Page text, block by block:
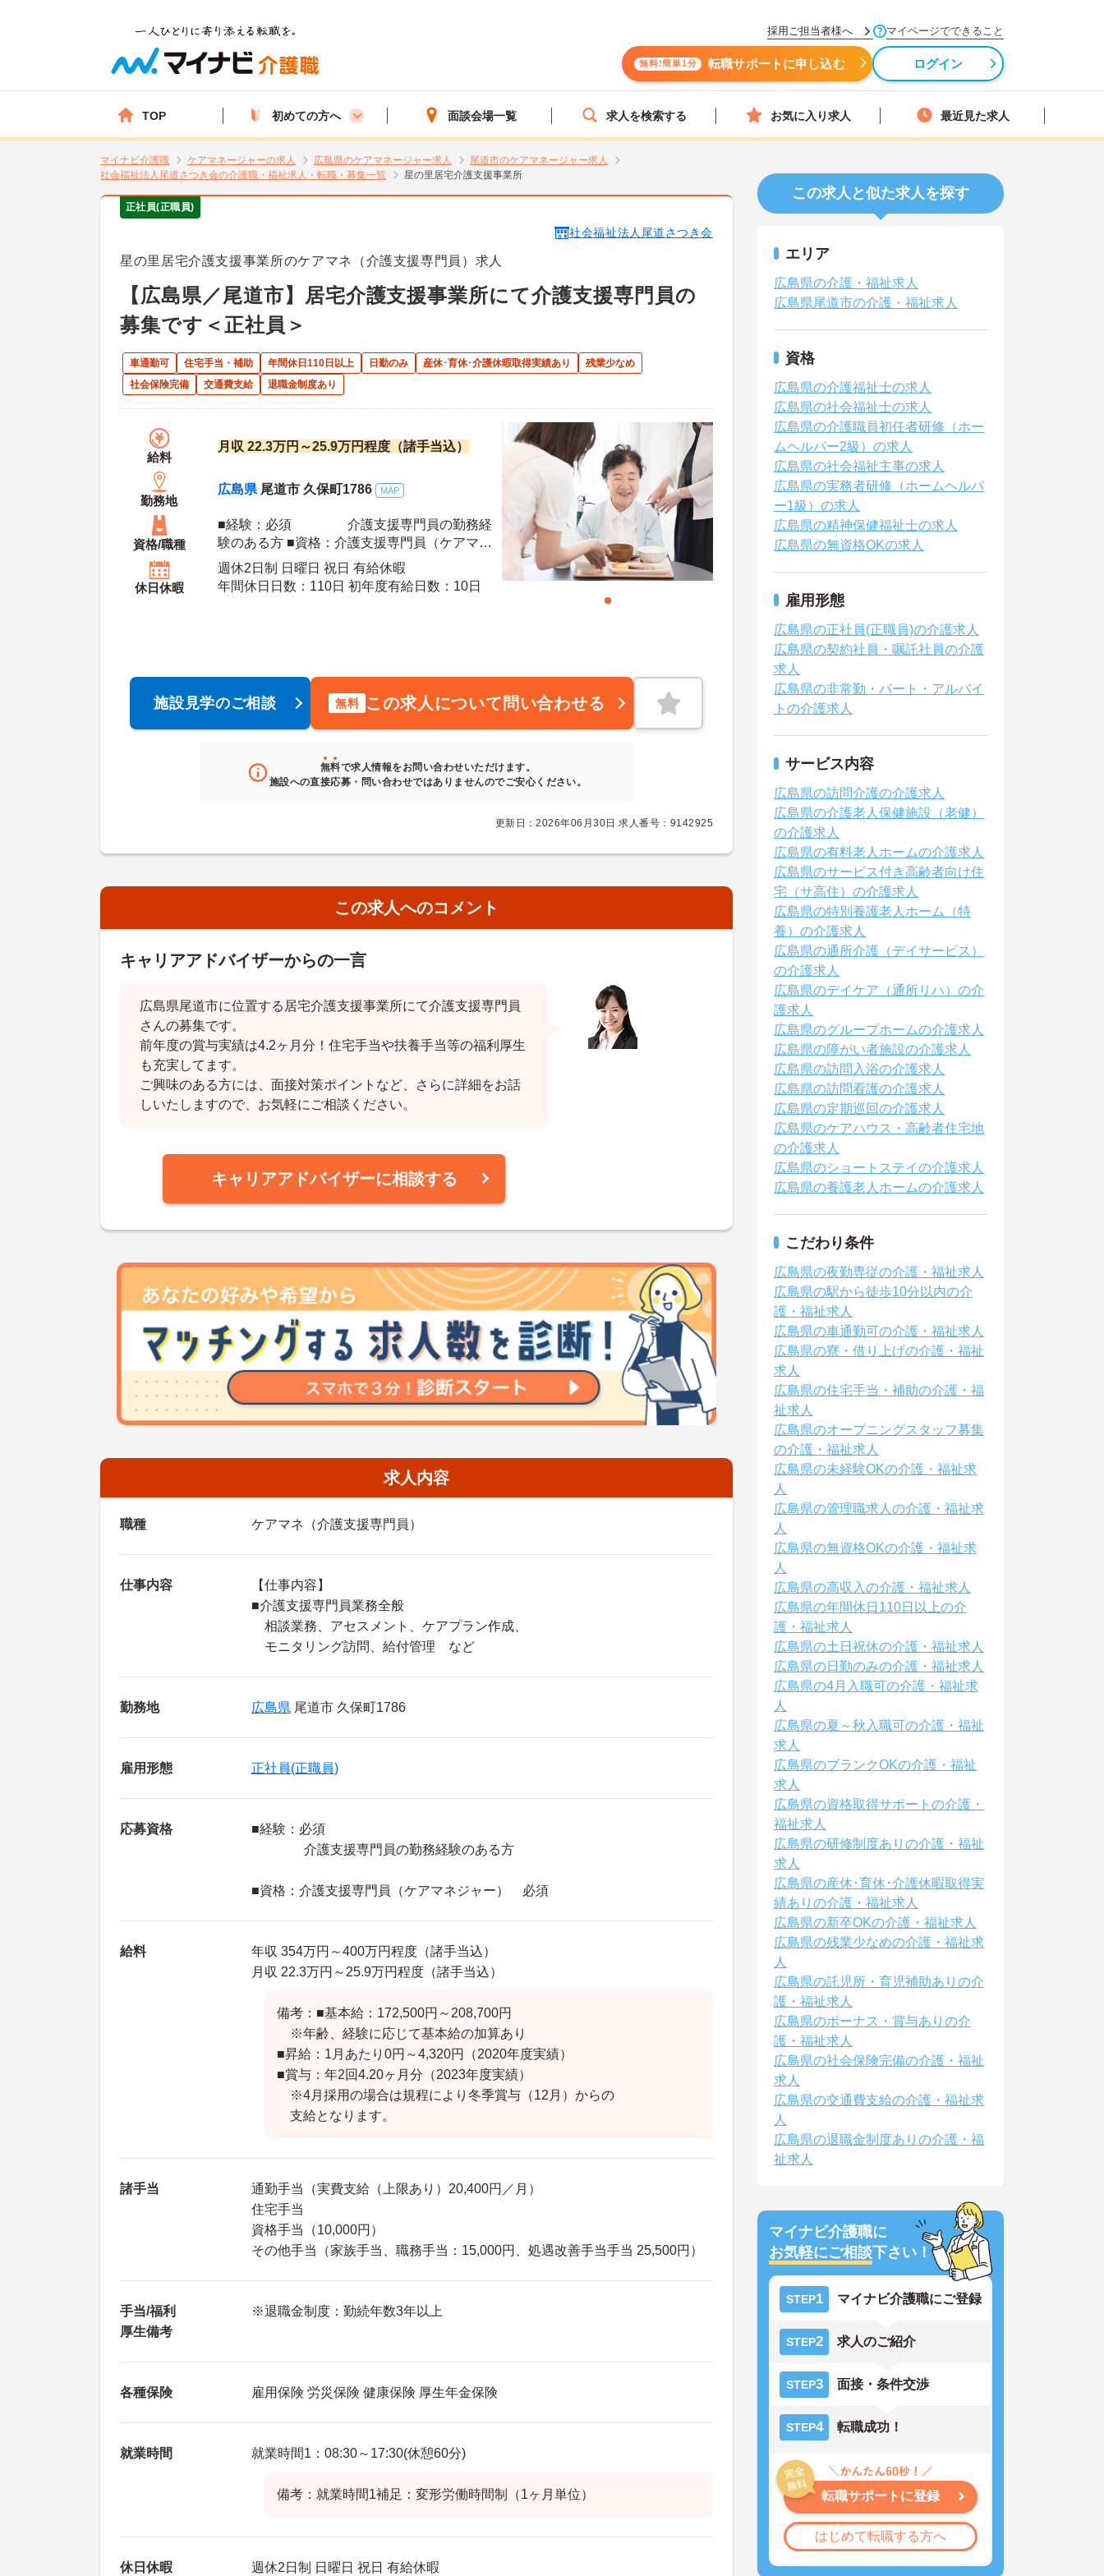
採用ご担当者様へ マイページでできること
無料!簡単1分 転職サポートに申し込む ログイン
TOP 初めての方へ 面談会場一覧 求人を検索する お気に入り求人 最近見た求人
マイナビ介護職 ケアマネージャーの求人 広島県のケアマネージャー求人
尾道市のケアマネージャー求人
社会福祉法人尾道さつき会の介護職・福祉求人・転職・募集一覧
星の里居宅介護支援事業所
正社員(正職員)
社会福祉法人尾道さつき会
星の里居宅介護支援事業所のケアマネ（介護支援専門員）求人
【広島県／尾道市】居宅介護支援事業所にて介護支援専門員の
募集です＜正社員＞
車通勤可 住宅手当・補助 年間休日110日以上 日勤のみ 産休･育休･介護休暇取得実績あり
残業少なめ
社会保険完備
交通費支給 退職金制度あり
給料
月収 22.3万円～25.9万円程度（諸手当込）
勤務地
広島県 尾道市 久保町1786 MAP
資格/職種
■経験：必須 介護支援専門員の勤務経
験のある方 ■資格：介護支援専門員（ケアマネ
ジャー） 必須
休日休暇
週休2日制 日曜日 祝日 有給休暇
年間休日日数：110日 初年度有給日数：10日
施設見学のご相談 無料 この求人について問い合わせる
無料で求人情報をお問い合わせいただけます。
施設への直接応募・問い合わせではありませんのでご安心ください。
更新日：2026年06月30日 求人番号：9142925
この求人へのコメント
キャリアアドバイザーからの一言
広島県尾道市に位置する居宅介護支援事業所にて介護支援専門員
さんの募集です。
前年度の賞与実績は4.2ヶ月分！住宅手当や扶養手当等の福利厚生
も充実してます。
ご興味のある方には、面接対策ポイントなど、さらに詳細をお話
しいたしますので、お気軽にご相談ください。
キャリアアドバイザーに相談する
求人内容
職種 ケアマネ（介護支援専門員）
仕事内容
【仕事内容】
■介護支援専門員業務全般
相談業務、アセスメント、ケアプラン作成、
モニタリング訪問、給付管理 など
勤務地 広島県 尾道市 久保町1786
雇用形態 正社員(正職員)
応募資格
■経験：必須
介護支援専門員の勤務経験のある方
■資格：介護支援専門員（ケアマネジャー） 必須
給料
年収 354万円～400万円程度（諸手当込）
月収 22.3万円～25.9万円程度（諸手当込）
備考：■基本給：172,500円～208,700円
※年齢、経験に応じて基本給の加算あり
■昇給：1月あたり0円～4,320円（2020年度実績）
■賞与：年2回4.20ヶ月分（2023年度実績）
※4月採用の場合は規程により冬季賞与（12月）からの
支給となります。
諸手当
通勤手当（実費支給（上限あり）20,400円／月）
住宅手当
資格手当（10,000円）
その他手当（家族手当、職務手当：15,000円、処遇改善手当手当 25,500円）
手当/福利
厚生備考
※退職金制度：勤続年数3年以上
各種保険 雇用保険 労災保険 健康保険 厚生年金保険
就業時間 就業時間1：08:30～17:30(休憩60分)
備考：就業時間1補足：変形労働時間制（1ヶ月単位）
休日休暇 週休2日制 日曜日 祝日 有給休暇
この求人と似た求人を探す
エリア
広島県の介護・福祉求人
広島県尾道市の介護・福祉求人
資格
広島県の介護福祉士の求人
広島県の社会福祉士の求人
広島県の介護職員初任者研修（ホー
ムヘルパー2級）の求人
広島県の社会福祉主事の求人
広島県の実務者研修（ホームヘルパ
ー1級）の求人
広島県の精神保健福祉士の求人
広島県の無資格OKの求人
雇用形態
広島県の正社員(正職員)の介護求人
広島県の契約社員・嘱託社員の介護
求人
広島県の非常勤・パート・アルバイ
トの介護求人
サービス内容
広島県の訪問介護の介護求人
広島県の介護老人保健施設（老健）
の介護求人
広島県の有料老人ホームの介護求人
広島県のサービス付き高齢者向け住
宅（サ高住）の介護求人
広島県の特別養護老人ホーム（特
養）の介護求人
広島県の通所介護（デイサービス）
の介護求人
広島県のデイケア（通所リハ）の介
護求人
広島県のグループホームの介護求人
広島県の障がい者施設の介護求人
広島県の訪問入浴の介護求人
広島県の訪問看護の介護求人
広島県の定期巡回の介護求人
広島県のケアハウス・高齢者住宅地
の介護求人
広島県のショートステイの介護求人
広島県の養護老人ホームの介護求人
こだわり条件
広島県の夜勤専従の介護・福祉求人
広島県の駅から徒歩10分以内の介
護・福祉求人
広島県の車通勤可の介護・福祉求人
広島県の寮・借り上げの介護・福祉
求人
広島県の住宅手当・補助の介護・福
祉求人
広島県のオープニングスタッフ募集
の介護・福祉求人
広島県の未経験OKの介護・福祉求
人
広島県の管理職求人の介護・福祉求
人
広島県の無資格OKの介護・福祉求
人
広島県の高収入の介護・福祉求人
広島県の年間休日110日以上の介
護・福祉求人
広島県の土日祝休の介護・福祉求人
広島県の日勤のみの介護・福祉求人
広島県の4月入職可の介護・福祉求
人
広島県の夏～秋入職可の介護・福祉
求人
広島県のブランクOKの介護・福祉
求人
広島県の資格取得サポートの介護・
福祉求人
広島県の研修制度ありの介護・福祉
求人
広島県の産休･育休･介護休暇取得実
績ありの介護・福祉求人
広島県の新卒OKの介護・福祉求人
広島県の残業少なめの介護・福祉求
人
広島県の託児所・育児補助ありの介
護・福祉求人
広島県のボーナス・賞与ありの介
護・福祉求人
広島県の社会保険完備の介護・福祉
求人
広島県の交通費支給の介護・福祉求
人
広島県の退職金制度ありの介護・福
祉求人
マイナビ介護職に
お気軽にご相談下さい！
STEP1 マイナビ介護職にご登録
STEP2 求人のご紹介
STEP3 面接・条件交渉
STEP4 転職成功！
転職サポートに登録
はじめて転職する方へ